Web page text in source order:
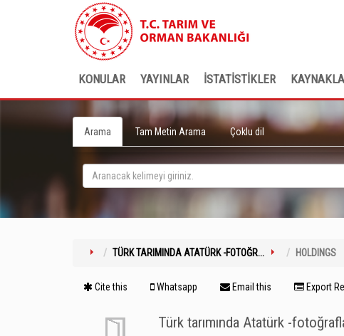
KONULAR YAYINLAR İSTATİSTİKLER
Arama Tam Metin Arama Çoklu dil
TÜRK TARIMINDA ATATÜRK -FOTOĞR... HOLDINGS
Cite this Whatsapp Email this Export
Türk tarımında Atatürk -